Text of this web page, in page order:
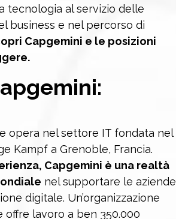
tecnologia al servizio delle
business e nel percorso di
Capgemini e le posizioni
opera nel settore IT fondata nel
Kampf a Grenoble, Francia.
Capgemini è una realtà
nel supportare le aziende
digitale. Un’organizzazione
lavoro a ben 350.000